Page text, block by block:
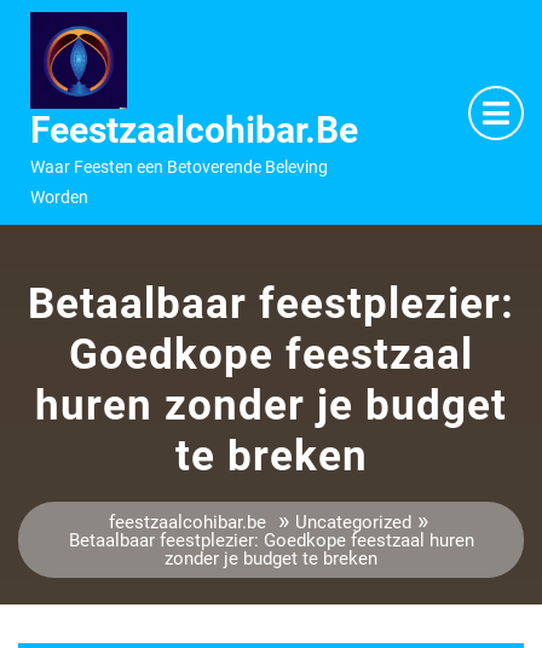
inhoud
Feestzaalcohibar.be
Waar Feesten een Betoverende Beleving
Worden
Betaalbaar feestplezier:
Goedkope feestzaal
huren zonder je budget
te breken
feestzaalcohibar.be» Uncategorized»
Betaalbaar feestplezier: Goedkope feestzaal huren
zonder je budget te breken